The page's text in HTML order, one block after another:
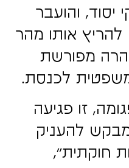
יסוד, והועבר
להריץ אותו מהר
מפורשת
לכנסת.
זו פגיעה
מבקש להעניק
חוקתית",